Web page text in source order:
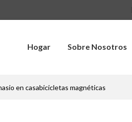
Hogar Sobre Nosotros
en casabicicletas magnéticas